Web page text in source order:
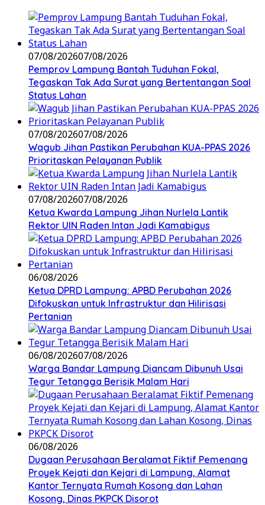
07/08/202607/08/2026
Pemprov Lampung Bantah Tuduhan Fokal,
Tegaskan Tak Ada Surat yang Bertentangan Soal
Status Lahan
07/08/202607/08/2026
Wagub Jihan Pastikan Perubahan KUA-PPAS 2026
Prioritaskan Pelayanan Publik
07/08/202607/08/2026
Ketua Kwarda Lampung Jihan Nurlela Lantik
Rektor UIN Raden Intan Jadi Kamabigus
06/08/2026
Ketua DPRD Lampung: APBD Perubahan 2026
Difokuskan untuk Infrastruktur dan Hilirisasi
Pertanian
06/08/202607/08/2026
Warga Bandar Lampung Diancam Dibunuh Usai
Tegur Tetangga Berisik Malam Hari
06/08/2026
Dugaan Perusahaan Beralamat Fiktif Pemenang
Proyek Kejati dan Kejari di Lampung, Alamat
Kantor Ternyata Rumah Kosong dan Lahan
Kosong, Dinas PKPCK Disorot